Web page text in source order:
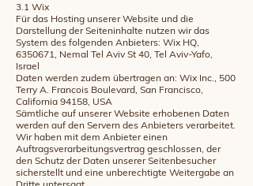
3.1 Wix
Für das Hosting unserer Website und die
Darstellung der Seiteninhalte nutzen wir das
System des folgenden Anbieters: Wix HQ,
6350671, Nemal Tel Aviv St 40, Tel Aviv-Yafo,
Israel
Daten werden zudem übertragen an: Wix Inc., 500
Terry A. Francois Boulevard, San Francisco,
California 94158, USA
Sämtliche auf unserer Website erhobenen Daten
werden auf den Servern des Anbieters verarbeitet.
Wir haben mit dem Anbieter einen
Auftragsverarbeitungsvertrag geschlossen, der
den Schutz der Daten unserer Seitenbesucher
sicherstellt und eine unberechtigte Weitergabe an